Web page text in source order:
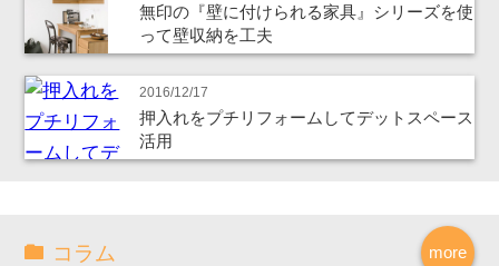
無印の『壁に付けられる家具』シリーズを使
って壁収納を工夫
2016/12/17
押入れをプチリフォームしてデットスペース
活用
more
コラム